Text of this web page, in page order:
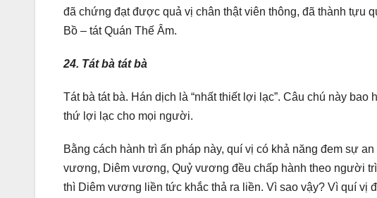
đã chứng đạt được quả vị chân thật viên thông, đã thành tựu
Bồ – tát Quán Thế Âm.
24. Tát bà tát bà
Tát bà tát bà. Hán dịch là “nhất thiết lợi lạc”. Câu chú này
thứ lợi lạc cho mọi người.
Bằng cách hành trì ấn pháp này, quí vị có khả năng đem sự
vương, Diêm vương, Quỷ vương đều chấp hành theo người trì
thì Diêm vương liền tức khắc thả ra liền. Vì sao vậy? Vì quí vị